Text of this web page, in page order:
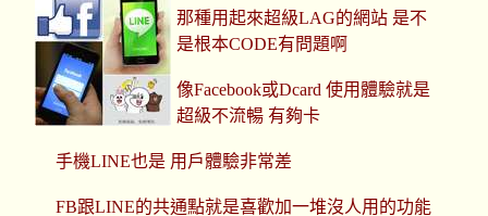
那種用起來超級LAG的網站 是不
是根本CODE有問題啊
像Facebook或Dcard 使用體驗就是
超級不流暢 有夠卡
手機LINE也是 用戶體驗非常差
FB跟LINE的共通點就是喜歡加一堆沒人用的功能